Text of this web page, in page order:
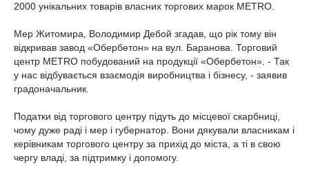
2000 унікальних товарів власних торгових марок METRO.
Мер Житомира, Володимир Дебой згадав, що рік тому він
відкривав завод «Обербетон» на вул. Баранова. Торговий
центр МЕТRO побудований на продукції «Обербетон». - Так
у нас відбувається взаємодія виробництва і бізнесу, - заявив
градоначальник.
Податки від торгового центру підуть до місцевої скарбниці,
чому дуже раді і мер і губернатор. Вони дякували власникам і
керівникам торгового центру за прихід до міста, а ті в свою
чергу владі, за підтримку і допомогу.